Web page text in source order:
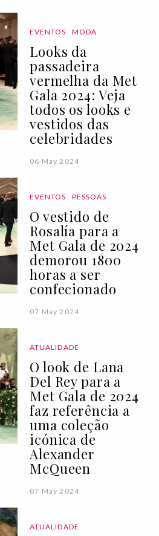
EVENTOS MODA
Looks da
passadeira
vermelha da Met
Gala 2024: Veja
todos os looks e
vestidos das
celebridades
06 May 2024
EVENTOS PESSOAS
O vestido de
Rosalía para a
Met Gala de 2024
demorou 1800
horas a ser
confecionado
07 May 2024
ATUALIDADE
O look de Lana
Del Rey para a
Met Gala de 2024
faz referência a
uma coleção
icónica de
Alexander
McQueen
07 May 2024
ATUALIDADE